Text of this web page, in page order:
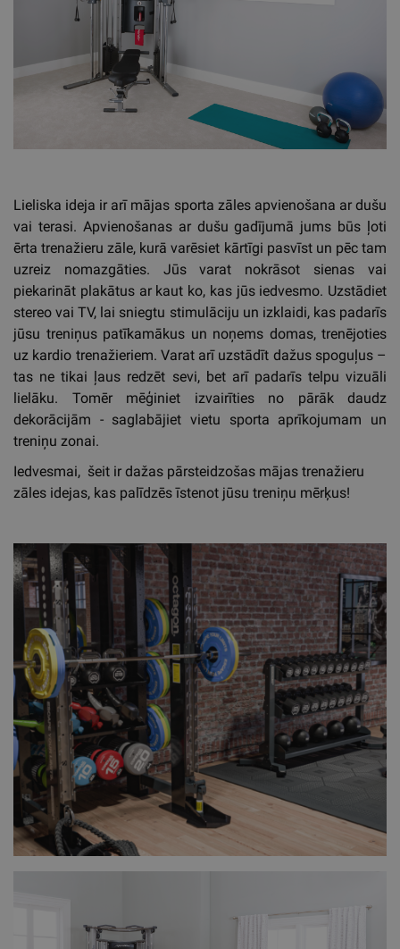
Lieliska ideja ir arī mājas sporta zāles apvienošana ar dušu
vai terasi. Apvienošanas ar dušu gadījumā jums būs ļoti
ērta trenažieru zāle, kurā varēsiet kārtīgi pasvīst un pēc tam
uzreiz nomazgāties. Jūs varat nokrāsot sienas vai
piekarināt plakātus ar kaut ko, kas jūs iedvesmo. Uzstādiet
stereo vai TV, lai sniegtu stimulāciju un izklaidi, kas padarīs
jūsu treniņus patīkamākus un noņems domas, trenējoties
uz kardio trenažieriem. Varat arī uzstādīt dažus spoguļus –
tas ne tikai ļaus redzēt sevi, bet arī padarīs telpu vizuāli
lielāku. Tomēr mēģiniet izvairīties no pārāk daudz
dekorācijām - saglabājiet vietu sporta aprīkojumam un
treniņu zonai.
Iedvesmai, šeit ir dažas pārsteidzošas mājas trenažieru
zāles idejas, kas palīdzēs īstenot jūsu treniņu mērķus!